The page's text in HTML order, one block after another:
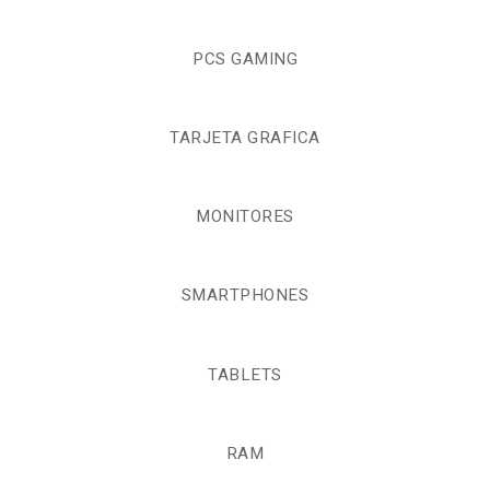
PCS GAMING
TARJETA GRAFICA
MONITORES
SMARTPHONES
TABLETS
RAM